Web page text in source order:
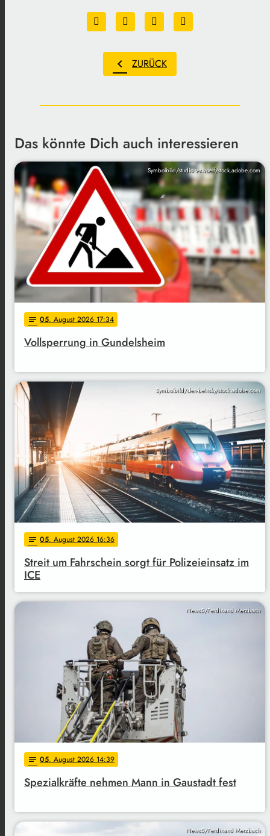
chevron_left ZURÜCK
Das könnte Dich auch interessieren
Symbolbild/studio v-zwoelf/stock.adobe.com
notes 05. August 2026 17:34
Vollsperrung in Gundelsheim
Symbolbild/den-belitsky/stock.adobe.com
notes 05. August 2026 16:36
Streit um Fahrschein sorgt für Polizeieinsatz im
ICE
News5/Ferdinand Merzbach
notes 05. August 2026 14:39
Spezialkräfte nehmen Mann in Gaustadt fest
News5/Ferdinand Merzbach